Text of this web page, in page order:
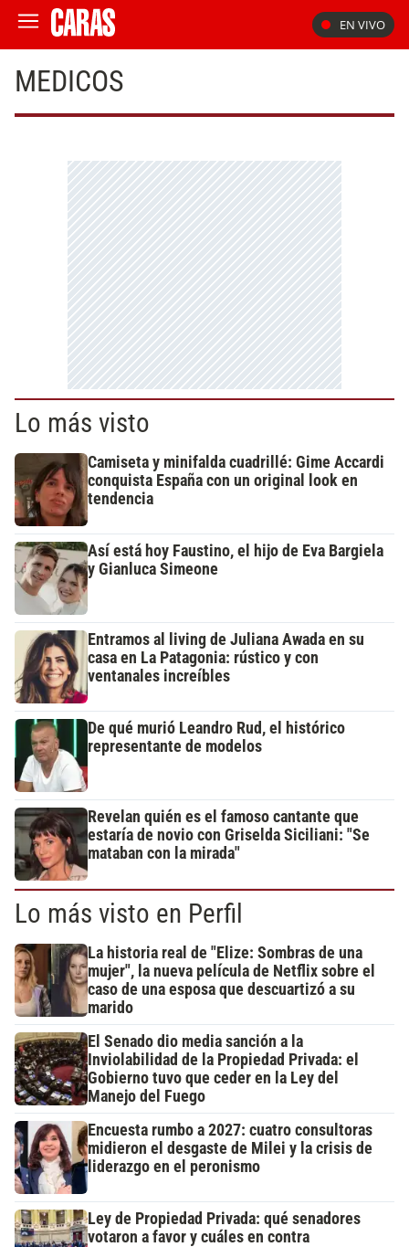
EN VIVO
MEDICOS
Lo más visto
Camiseta y minifalda cuadrillé: Gime Accardi
conquista España con un original look en
tendencia
Así está hoy Faustino, el hijo de Eva Bargiela
y Gianluca Simeone
Entramos al living de Juliana Awada en su
casa en La Patagonia: rústico y con
ventanales increíbles
De qué murió Leandro Rud, el histórico
representante de modelos
Revelan quién es el famoso cantante que
estaría de novio con Griselda Siciliani: "Se
mataban con la mirada"
Lo más visto en Perfil
La historia real de "Elize: Sombras de una
mujer", la nueva película de Netflix sobre el
caso de una esposa que descuartizó a su
marido
El Senado dio media sanción a la
Inviolabilidad de la Propiedad Privada: el
Gobierno tuvo que ceder en la Ley del
Manejo del Fuego
Encuesta rumbo a 2027: cuatro consultoras
midieron el desgaste de Milei y la crisis de
liderazgo en el peronismo
Ley de Propiedad Privada: qué senadores
votaron a favor y cuáles en contra